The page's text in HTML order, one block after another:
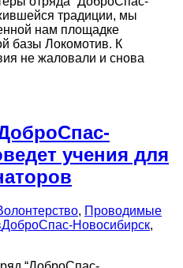
традиции, мы
нам площадке
базы Локомотив. К
не жаловали и снова
учения для
, Проводимые
ДоброСпас-Новосибирск,